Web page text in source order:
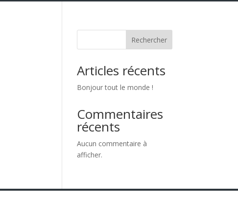
Rechercher
Articles récents
Bonjour tout le monde !
Commentaires
récents
Aucun commentaire à
afficher.